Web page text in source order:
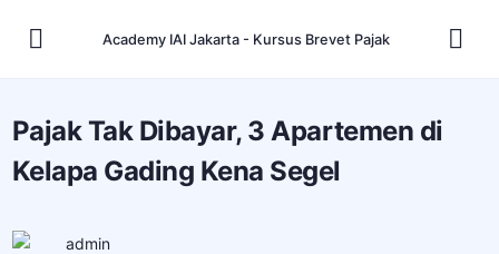
Academy IAI Jakarta - Kursus Brevet Pajak
Pajak Tak Dibayar, 3 Apartemen di
Kelapa Gading Kena Segel
admin